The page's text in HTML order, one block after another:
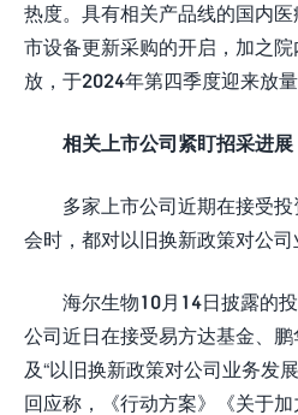
热度。具有相关产品线的国内
市设备更新采购的开启，加之
放，于2024年第四季度迎来放量
相关上市公司紧盯招采进展
多家上市公司近期在接受
会时，都对以旧换新政策对公司
海尔生物10月14日披露的
公司近日在接受易方达基金、
及“以旧换新政策对公司业务发
回应称，《行动方案》《关于